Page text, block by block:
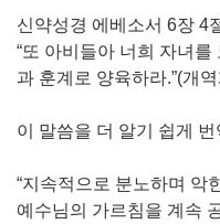
신약성경 에베소서 6장 4
“또 아비들아 너희 자녀
과 훈계로 양육하라.”(개
이 말씀을 더 알기 쉽게
“지속적으로 분노하며 악
예수님의 가르침을 계속